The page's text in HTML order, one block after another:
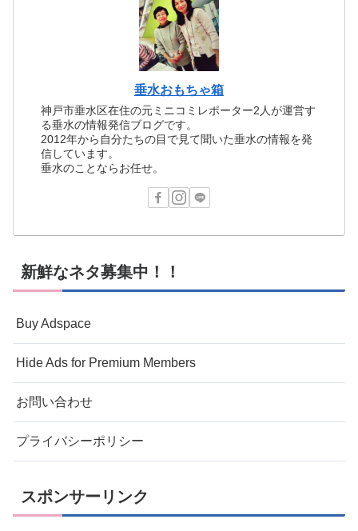
垂水おもちゃ箱
神戸市垂水区在住の元ミニコミレポーター2人が運営す
る垂水の情報発信ブログです。
2012年から自分たちの目で見て聞いた垂水の情報を発
信しています。
垂水のことならお任せ。
新鮮なネタ募集中！！
Buy Adspace
Hide Ads for Premium Members
お問い合わせ
プライバシーポリシー
スポンサーリンク